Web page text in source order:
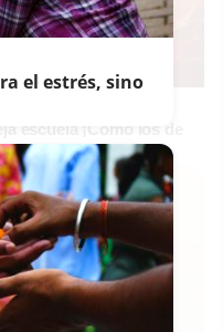
escuela ¡Cómo los de
el estrés, sino